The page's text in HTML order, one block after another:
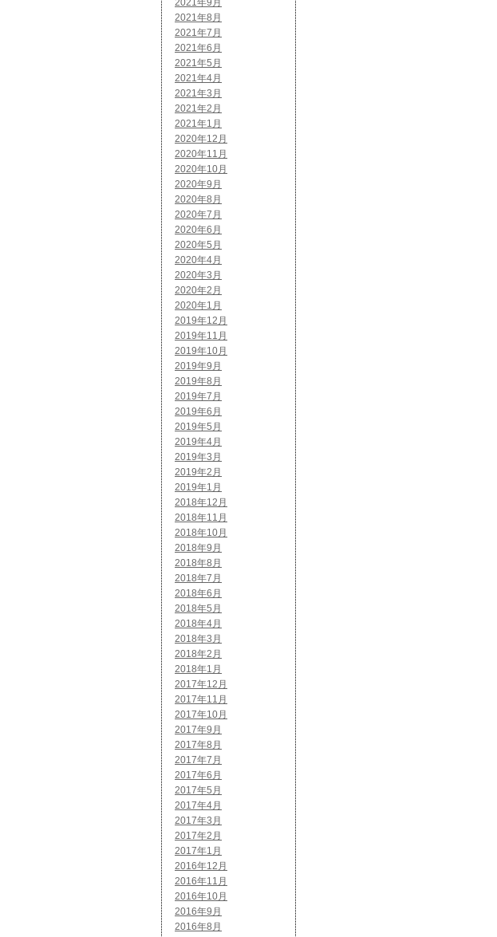
2021年8月
2021年7月
2021年6月
2021年5月
2021年4月
2021年3月
2021年2月
2021年1月
2020年12月
2020年11月
2020年10月
2020年9月
2020年8月
2020年7月
2020年6月
2020年5月
2020年4月
2020年3月
2020年2月
2020年1月
2019年12月
2019年11月
2019年10月
2019年9月
2019年8月
2019年7月
2019年6月
2019年5月
2019年4月
2019年3月
2019年2月
2019年1月
2018年12月
2018年11月
2018年10月
2018年9月
2018年8月
2018年7月
2018年6月
2018年5月
2018年4月
2018年3月
2018年2月
2018年1月
2017年12月
2017年11月
2017年10月
2017年9月
2017年8月
2017年7月
2017年6月
2017年5月
2017年4月
2017年3月
2017年2月
2017年1月
2016年12月
2016年11月
2016年10月
2016年9月
2016年8月